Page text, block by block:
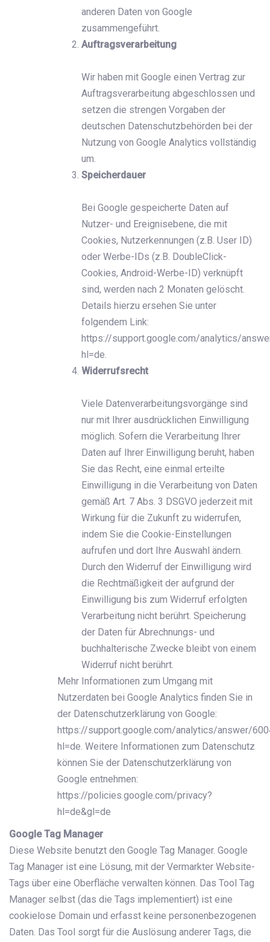
anderen Daten von Google
zusammengeführt.
Auftragsverarbeitung
Wir haben mit Google einen Vertrag zur
Auftragsverarbeitung abgeschlossen und
setzen die strengen Vorgaben der
deutschen Datenschutzbehörden bei der
Nutzung von Google Analytics vollständig
um.
Speicherdauer
Bei Google gespeicherte Daten auf
Nutzer- und Ereignisebene, die mit
Cookies, Nutzerkennungen (z.B. User ID)
oder Werbe-IDs (z.B. DoubleClick-
Cookies, Android-Werbe-ID) verknüpft
sind, werden nach 2 Monaten gelöscht.
Details hierzu ersehen Sie unter
folgendem Link:
https://support.google.com/analytics/
hl=de.
Widerrufsrecht
Viele Datenverarbeitungsvorgänge sind
nur mit Ihrer ausdrücklichen Einwilligung
möglich. Sofern die Verarbeitung Ihrer
Daten auf Ihrer Einwilligung beruht, haben
Sie das Recht, eine einmal erteilte
Einwilligung in die Verarbeitung von Daten
gemäß Art. 7 Abs. 3 DSGVO jederzeit mit
Wirkung für die Zukunft zu widerrufen,
indem Sie die Cookie-Einstellungen
aufrufen und dort Ihre Auswahl ändern.
Durch den Widerruf der Einwilligung wird
die Rechtmäßigkeit der aufgrund der
Einwilligung bis zum Widerruf erfolgten
Verarbeitung nicht berührt. Speicherung
der Daten für Abrechnungs- und
buchhalterische Zwecke bleibt von einem
Widerruf nicht berührt.
Mehr Informationen zum Umgang mit
Nutzerdaten bei Google Analytics finden Sie in
der Datenschutzerklärung von Google:
https://support.google.com/analytics/answer/
hl=de. Weitere Informationen zum Datenschutz
können Sie der Datenschutzerklärung von
Google entnehmen:
https://policies.google.com/privacy?
hl=de&gl=de
Google Tag Manager
Diese Website benutzt den Google Tag Manager. Google
Tag Manager ist eine Lösung, mit der Vermarkter Website-
Tags über eine Oberfläche verwalten können. Das Tool Tag
Manager selbst (das die Tags implementiert) ist eine
cookielose Domain und erfasst keine personenbezogenen
Daten. Das Tool sorgt für die Auslösung anderer Tags, die